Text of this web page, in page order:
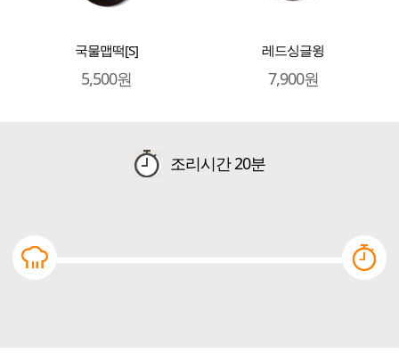
국물맵떡[S]
5,500원
레드싱글윙
7,900원
조리시간20분